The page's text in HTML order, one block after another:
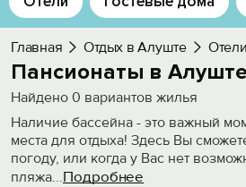
Добавить свой объект
Главная Отдых в Алуште Отели
Пансионаты в
Найдено 0 вариантов жилья
Наличие бассейна - это важный
места для отдыха! Здесь Вы
погоду, или когда у Вас нет
пляжа...Подробнее